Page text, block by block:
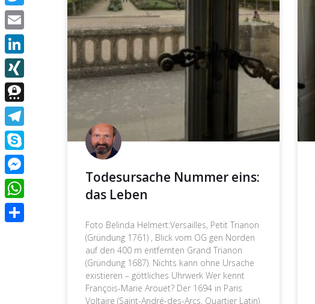
Todesursache Nummer eins:
das Leben
Foto Belinda Helmert:Versailles, Petit Trianon
(Gründung 1761) , Blick vom OG gen Norden
auf den 400 m entfernten Grand Trianon
(Gründung 1687). Nichts kann ohne Ursache
existieren – göttliches Uhrwerk Wer kennt
François-Marie Arouet? Der 1694 in Paris
Voltaire (Saint-André-des-Arcs, Quartier Latin)
Twitter
Email
LinkedIn
XING
Threema
Telegram
Skype
Messenger
WhatsApp